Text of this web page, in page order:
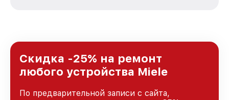
Новосибирске, постоянно повышая уровень
доверия и лояльности наших клиентов.
Скидка -25% на ремонт
любого устройства Miele
По предварительной записи с сайта,